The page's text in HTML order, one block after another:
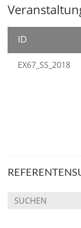
ID
EX67_SS_2018